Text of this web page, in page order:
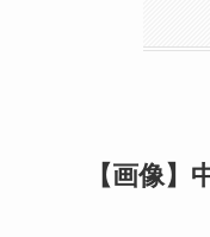
【画像